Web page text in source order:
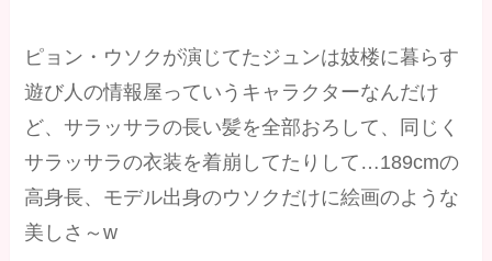
ピョン・ウソクが演じてたジュンは妓楼に暮らす
遊び人の情報屋っていうキャラクターなんだけ
ど、サラッサラの長い髪を全部おろして、同じく
サラッサラの衣装を着崩してたりして…189cmの
高身長、モデル出身のウソクだけに絵画のような
美しさ～w